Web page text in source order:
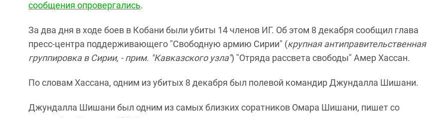
сообщения опровергались.
За два дня в ходе боев в Кобани были убиты 14 членов ИГ. Об этом 8 декабря сообщил глава
пресс-центра поддерживающего "Свободную армию Сирии" (крупная антиправительственная
группировка в Сирии, - прим. "Кавказского узла") "Отряда рассвета свободы" Амер Хассан.
По словам Хассана, одним из убитых 8 декабря был полевой командир Джундалла Шишани.
Джундалла Шишани был одним из самых близких соратников Омара Шишани, пишет со